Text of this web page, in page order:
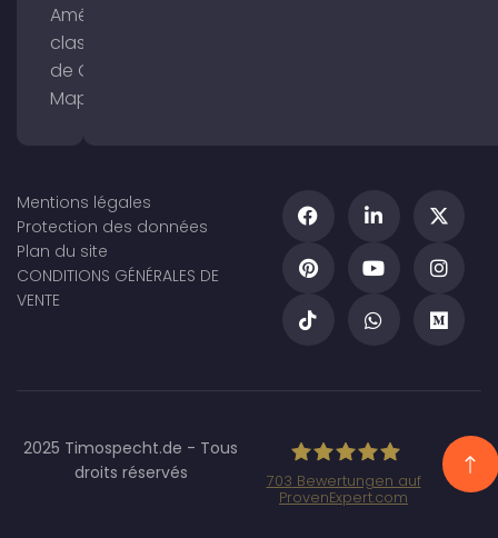
Améliorer le
classement
de Google
Maps
Mentions légales
Protection des données
Plan du site
CONDITIONS GÉNÉRALES DE
VENTE
2025 Timospecht.de - Tous
droits réservés
703 Bewertungen auf
ProvenExpert.com